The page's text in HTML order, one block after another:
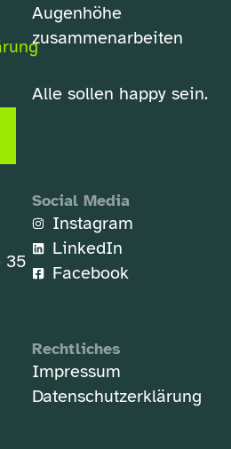
35
Augenhöhe
zusammenarbeiten
Alle sollen happy sein.
Social Media
Instagram
LinkedIn
Facebook
Rechtliches
Impressum
Datenschutzerklärung